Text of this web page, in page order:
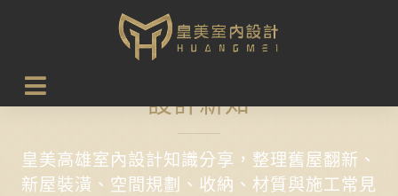
首頁 設計新知
設計新知
皇美高雄室內設計知識分享，整理舊屋翻新、
新屋裝潢、空間規劃、收納、材質與施工常見